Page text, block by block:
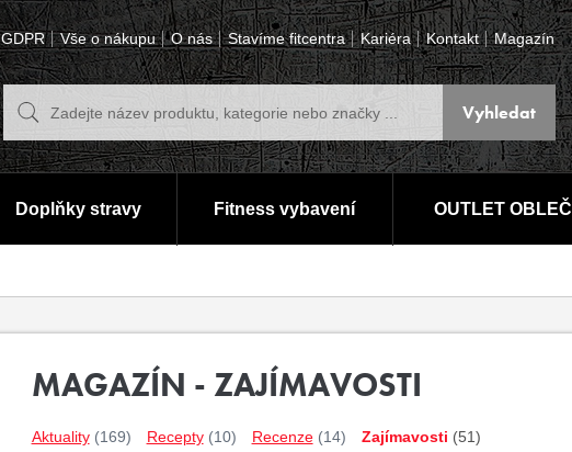
GDPR Vše o nákupu O nás Stavíme fitcentra Kariéra Kontakt Magazín
Doplňky stravy Fitness vybavení OUTLET
MAGAZÍN - ZAJÍMAVOSTI
Aktuality (169) Recepty (10) Recenze (14) Zajímavosti (51)